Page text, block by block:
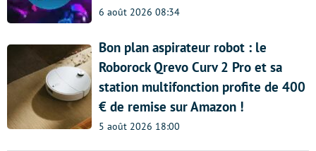
6 août 2026 08:34
Bon plan aspirateur robot : le
Roborock Qrevo Curv 2 Pro et sa
station multifonction profite de 400
€ de remise sur Amazon !
5 août 2026 18:00